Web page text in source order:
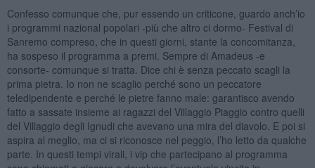
Confesso comunque che, pur essendo un criticone, guardo anch’io
i programmi nazional popolari -più che altro ci dormo- Festival di
Sanremo compreso, che in questi giorni, stante la concomitanza,
ha sospeso il programma a premi. Sempre di Amadeus -e
consorte- comunque si tratta. Dice chi è senza peccato scagli la
prima pietra. Io non ne scaglio perché sono un peccatore
teledipendente e perché le pietre fanno male: garantisco avendo
fatto a sassate insieme ai ragazzi del Villaggio Piaggio contro quelli
del Villaggio degli Ignudi che avevano una mira del diavolo. E poi si
aspira al meglio, ma ci si riconosce nel peggio, l’ho letto da qualche
parte. In questi tempi virali, i vip che partecipano al programma